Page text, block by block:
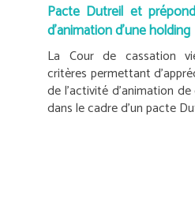
Pacte Dutreil et
d’animation d’une holding
La Cour de cassation
critères permettant
de l’activité d’animation
dans le cadre d’un pacte